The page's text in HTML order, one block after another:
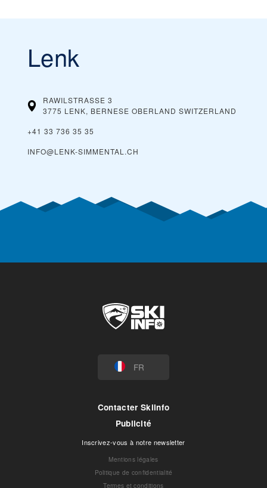
Lenk
RAWILSTRASSE 3
3775 LENK, BERNESE OBERLAND SWITZERLAND
+41 33 736 35 35
INFO@LENK-SIMMENTAL.CH
FR
Contacter Skiinfo
Publicité
Inscrivez-vous à notre newsletter
Mentions légales
Politique de confidentialité
Termes et conditions